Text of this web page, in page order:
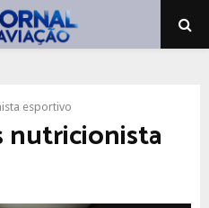
esportivo
nutricionista